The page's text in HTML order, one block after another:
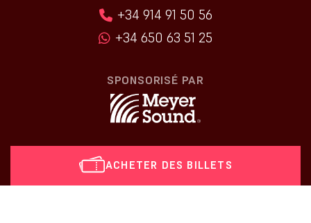
ACHETER DES BILLETS
+34 914 91 50 56
+34 650 63 51 25
SPONSORISÉ PAR